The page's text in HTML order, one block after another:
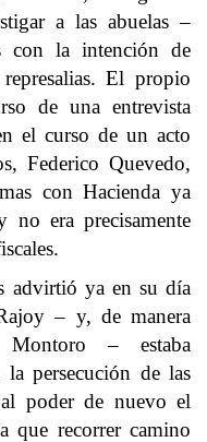
a las abuelas –
con la intención de
El propio
de una entrevista
el curso de un acto
Federico Quevedo,
con Hacienda ya
no era precisamente
advirtió ya en su día
– y, de manera
– estaba
la persecución de las
poder de nuevo el
que recorrer camino